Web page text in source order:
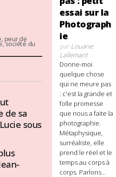
,peur de
,société du
de sa
sous
essai sur la
Photograph
ie
parLouane
Lallemant
Donne-moi
quelque chose
qui ne meure pas
: c'est la grande et
folle promesse
que nous a faite la
photographie.
Métaphysique,
surréaliste, elle
prend le réel et le
temps au corps à
corps. Parlons...